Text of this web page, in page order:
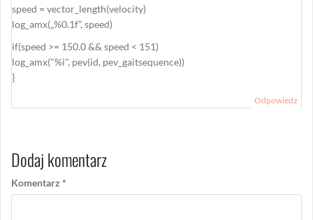
speed = vector_length(velocity)
log_amx(„%0.1f”, speed)
if(speed >= 150.0 && speed < 151)
log_amx("%i", pev(id, pev_gaitsequence))
}
Odpowiedz
Dodaj komentarz
Komentarz *